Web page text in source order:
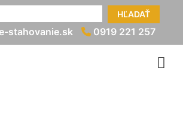
HĽADAŤ
stahovanie.sk 0919 221 257